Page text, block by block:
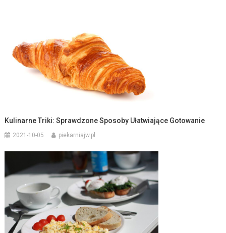
Kulinarne Triki: Sprawdzone Sposoby Ułatwiające Gotowanie
2021-10-05 piekarniajw.pl